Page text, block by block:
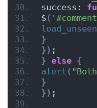
success:
$(
}
}) ;
} else {
alert (
}
}) ;